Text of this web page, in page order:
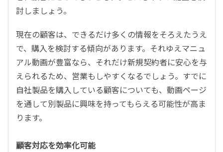
討しましょう。
現在の顧客は、できるだけ多くの情報をそろえたうえ
で、購入を検討する傾向があります。それゆえマニュ
アル動画が豊富なら、それだけ新規契約者に安心を与
えられるため、営業もしやすくなるでしょう。すでに
自社製品を購入している顧客についても、動画ページ
を通して別製品に興味を持ってもらえる可能性が高ま
ります。
顧客対応を効率化可能